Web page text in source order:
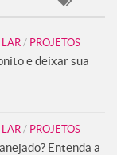
/ PROJETOS
e deixar sua
/ PROJETOS
Entenda a